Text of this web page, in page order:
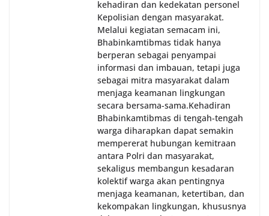
kehadiran dan kedekatan personel
Kepolisian dengan masyarakat.
Melalui kegiatan semacam ini,
Bhabinkamtibmas tidak hanya
berperan sebagai penyampai
informasi dan imbauan, tetapi juga
sebagai mitra masyarakat dalam
menjaga keamanan lingkungan
secara bersama-sama.‎‎Kehadiran
Bhabinkamtibmas di tengah-tengah
warga diharapkan dapat semakin
mempererat hubungan kemitraan
antara Polri dan masyarakat,
sekaligus membangun kesadaran
kolektif warga akan pentingnya
menjaga keamanan, ketertiban, dan
kekompakan lingkungan, khususnya